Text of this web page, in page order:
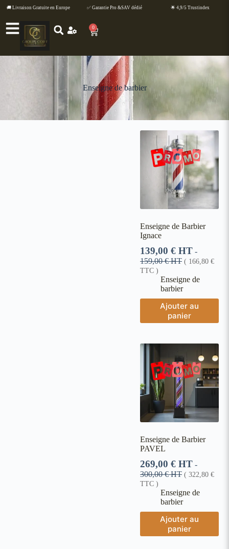
🚚 Livraison Gratuite en Europe ✅ Garantie Pro &SAV dédié 🌟 4,9/5 Trustindex
0
Enseigne de barbier
Enseigne de Barbier
Ignace
139,00 € HT -
159,00€HT ( 166,80 €
TTC )
Enseigne de
barbier
Ajouter au
panier
Enseigne de Barbier
PAVEL
269,00 € HT -
300,00€HT ( 322,80 €
TTC )
Enseigne de
barbier
Ajouter au
panier